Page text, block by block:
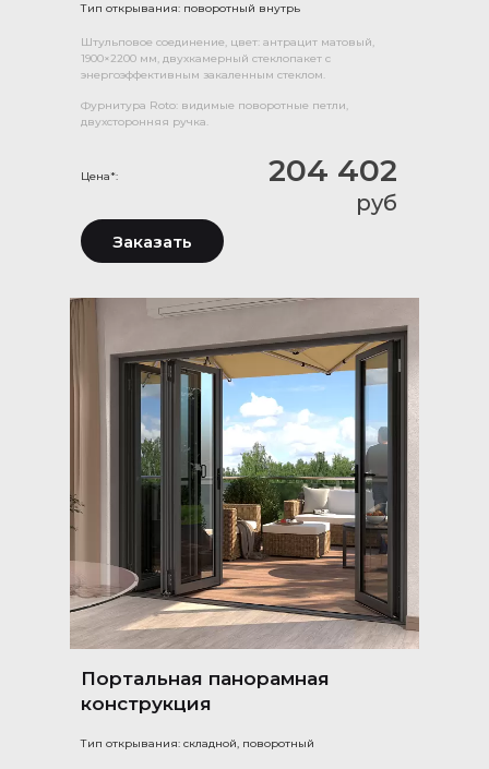
Тип открывания: поворотный внутрь
204 402
руб
Цена*:
Штульповое соединение, цвет: антрацит матовый,
1900×2200 мм, двухкамерный стеклопакет с
энергоэффективным закаленным стеклом.
Фурнитура Roto: видимые поворотные петли,
двухсторонняя ручка.
Заказать
Портальная панорамная
конструкция
Тип открывания: складной, поворотный